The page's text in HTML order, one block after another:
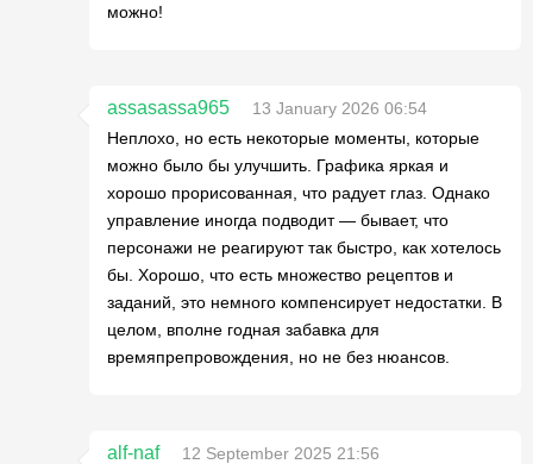
можно!
assasassa965
13 January 2026 06:54
Неплохо, но есть некоторые моменты, которые
можно было бы улучшить. Графика яркая и
хорошо прорисованная, что радует глаз. Однако
управление иногда подводит — бывает, что
персонажи не реагируют так быстро, как хотелось
бы. Хорошо, что есть множество рецептов и
заданий, это немного компенсирует недостатки. В
целом, вполне годная забавка для
времяпрепровождения, но не без нюансов.
alf-naf
12 September 2025 21:56